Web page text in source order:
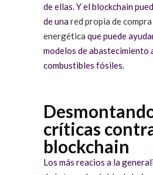
de ellas. Y el blockchain
de unared propia de
energética que puede
modelos de abastecimiento
combustibles fósiles.
críticas
blockchain
Los más reacios a la